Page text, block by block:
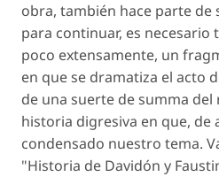
obra, también hace parte de
para continuar, es
poco extensamente, un
en que se dramatiza el acto
de una suerte de summa
historia digresiva en que, de
condensado nuestro tema.
"Historia de Davidón y